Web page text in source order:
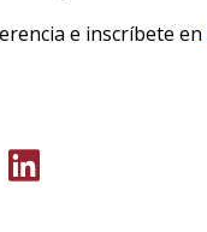
e inscríbete en